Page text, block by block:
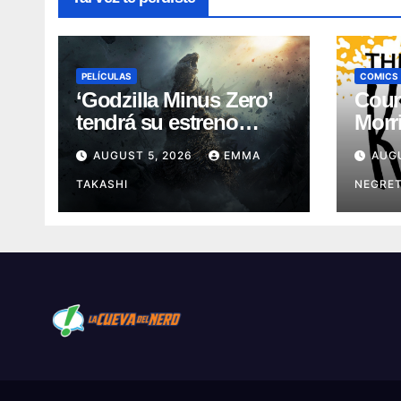
PELÍCULAS
‘Godzilla Minus Zero’
tendrá su estreno
mundial en el Festival
de Cine de Nueva York
AUGUST 5, 2026 EMMA
TAKASHI
COMICS